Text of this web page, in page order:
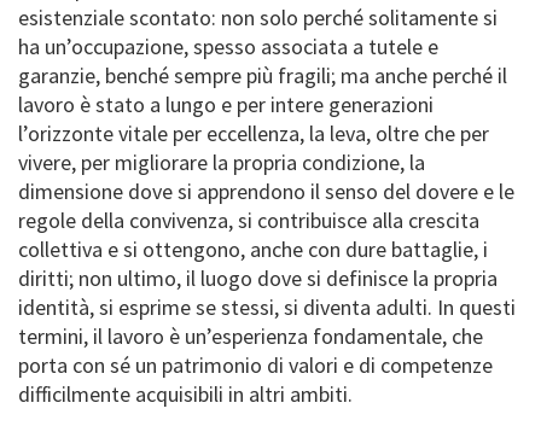
esistenziale scontato: non solo perché solitamente si
ha un’occupazione, spesso associata a tutele e
garanzie, benché sempre più fragili; ma anche perché il
lavoro è stato a lungo e per intere generazioni
l’orizzonte vitale per eccellenza, la leva, oltre che per
vivere, per migliorare la propria condizione, la
dimensione dove si apprendono il senso del dovere e le
regole della convivenza, si contribuisce alla crescita
collettiva e si ottengono, anche con dure battaglie, i
diritti; non ultimo, il luogo dove si definisce la propria
identità, si esprime se stessi, si diventa adulti. In questi
termini, il lavoro è un’esperienza fondamentale, che
porta con sé un patrimonio di valori e di competenze
difficilmente acquisibili in altri ambiti.